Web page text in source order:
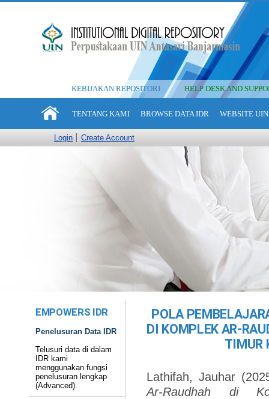
KEBIJAKAN REPOSITORI HELP DESK AND
TENTANG KAMI BROWSE DATA IDR WEBSITE
Login Create Account
EMPOWERS IDR
Penelusuran Data IDR
Telusuri data di dalam
IDR kami
menggunakan fungsi
penelusuran lengkap
(Advanced).
POLA
DI KOMPLEK AR-
TIMUR
Lathifah, Jauhar
Ar-Raudhah di